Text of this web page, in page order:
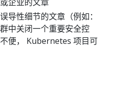
导性细节的文章（例如：
中关闭一个重要安全控
便， Kubernetes 项目可